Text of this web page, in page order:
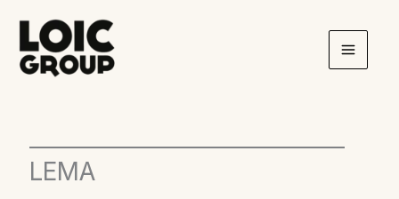
contenu
LEMA